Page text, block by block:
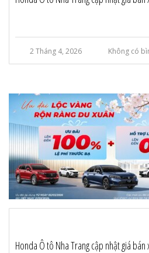
2 Tháng 4, 2026 Không có
Honda Ô tô Nha Trang cập nhật giá